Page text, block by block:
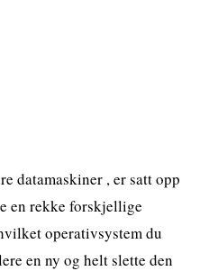
datamaskiner , er satt opp
en rekke forskjellige
operativsystem du
en ny og helt slette den